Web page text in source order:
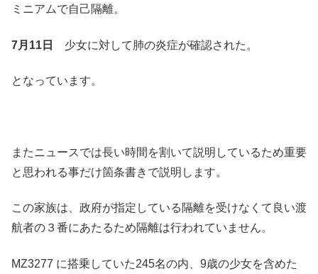
ミニアムで自己隔離。
7月11日 少女に対して肺の炎症が確認された。
となっています。
またニュースでは長い時間を割いて説明しているため重要
と思われる事だけ箇条書きで説明します。
この家族は、政府が指定している隔離を受けなくて良い渡
航者の３番にあたるため隔離は行われていません。
MZ3277 に搭乗していた245名の内、9歳の少女を含めた